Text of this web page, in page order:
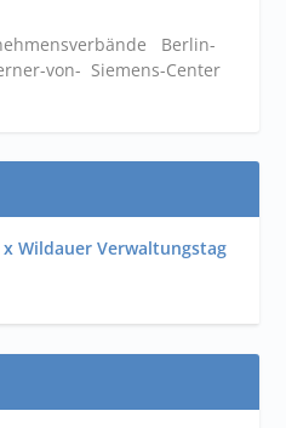
Berlin-
von- Siemens-Center
Wildauer Verwaltungstag